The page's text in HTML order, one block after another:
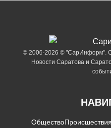
© 2006-2026 © "СарИнформ".
Новости Саратова и
ОбществоПроисшествия